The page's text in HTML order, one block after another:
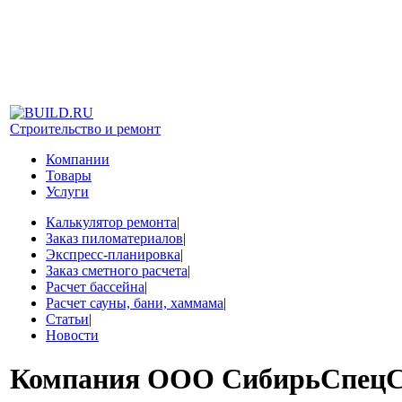
Строительство и ремонт
Компании
Товары
Услуги
Калькулятор ремонта|
Заказ пиломатериалов|
Экспресс-планировка|
Заказ сметного расчета|
Расчет бассейна|
Расчет сауны, бани, хаммама|
Статьи|
Новости
Компания ООО